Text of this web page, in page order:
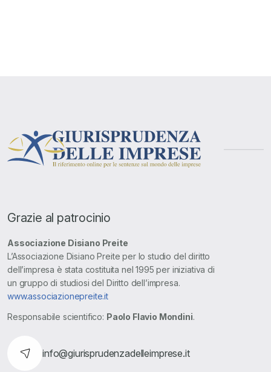
Grazie al patrocinio
Associazione Disiano Preite
L’Associazione Disiano Preite per lo studio del diritto
dell’impresa è stata costituita nel 1995 per iniziativa di
un gruppo di studiosi del Diritto dell’impresa.
www.associazionepreite.it
Responsabile scientifico: Paolo Flavio Mondini.
info@giurisprudenzadelleimprese.it